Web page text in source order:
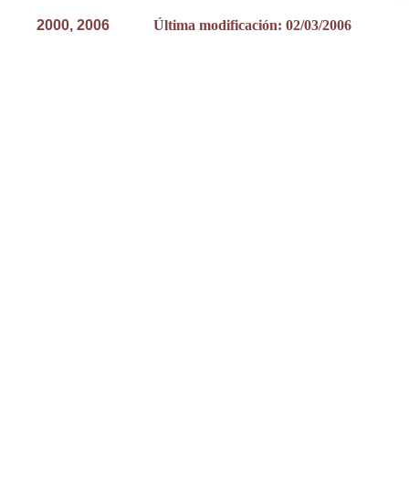
2000, 2006 Última modificación: 02/03/2006